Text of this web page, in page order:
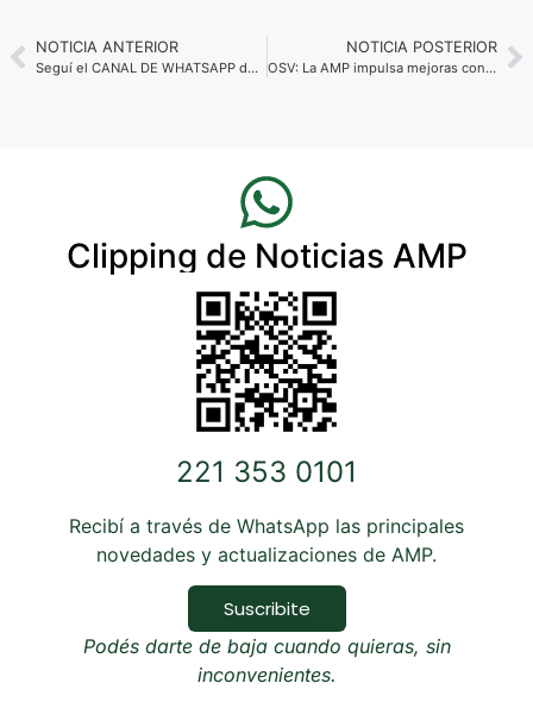
NOTICIA ANTERIOR
Seguí el CANAL DE WHATSAPP de la AMP y recibí toda la información al instante
NOTICIA POSTERIOR
OSV: La AMP impulsa mejoras concretas para los médicos agremiados
Clipping de Noticias AMP
221 353 0101
Recibí a través de WhatsApp las principales
novedades y actualizaciones de AMP.
Suscribite
Podés darte de baja cuando quieras, sin
inconvenientes.